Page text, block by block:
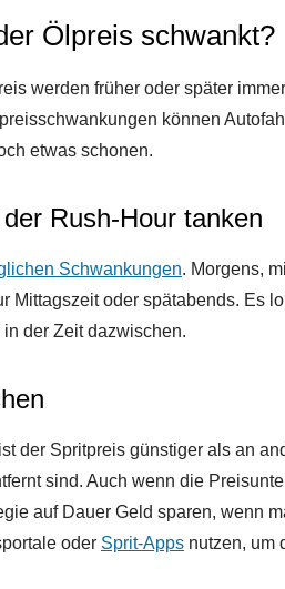
Ölpreis schwankt?
werden früher oder später
können
etwas schonen.
Rush-Hour tanken
Schwankungen. Morgens,
Mittagszeit oder spätabends. Es
der Zeit dazwischen.
der Spritpreis günstiger als an
sind. Auch wenn die
auf Dauer Geld sparen, wenn
oder Sprit-Apps nutzen, um